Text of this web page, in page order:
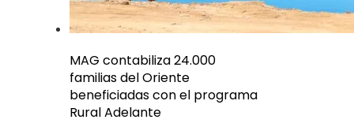
MAG contabiliza 24.000
familias del Oriente
beneficiadas con el programa
Rural Adelante